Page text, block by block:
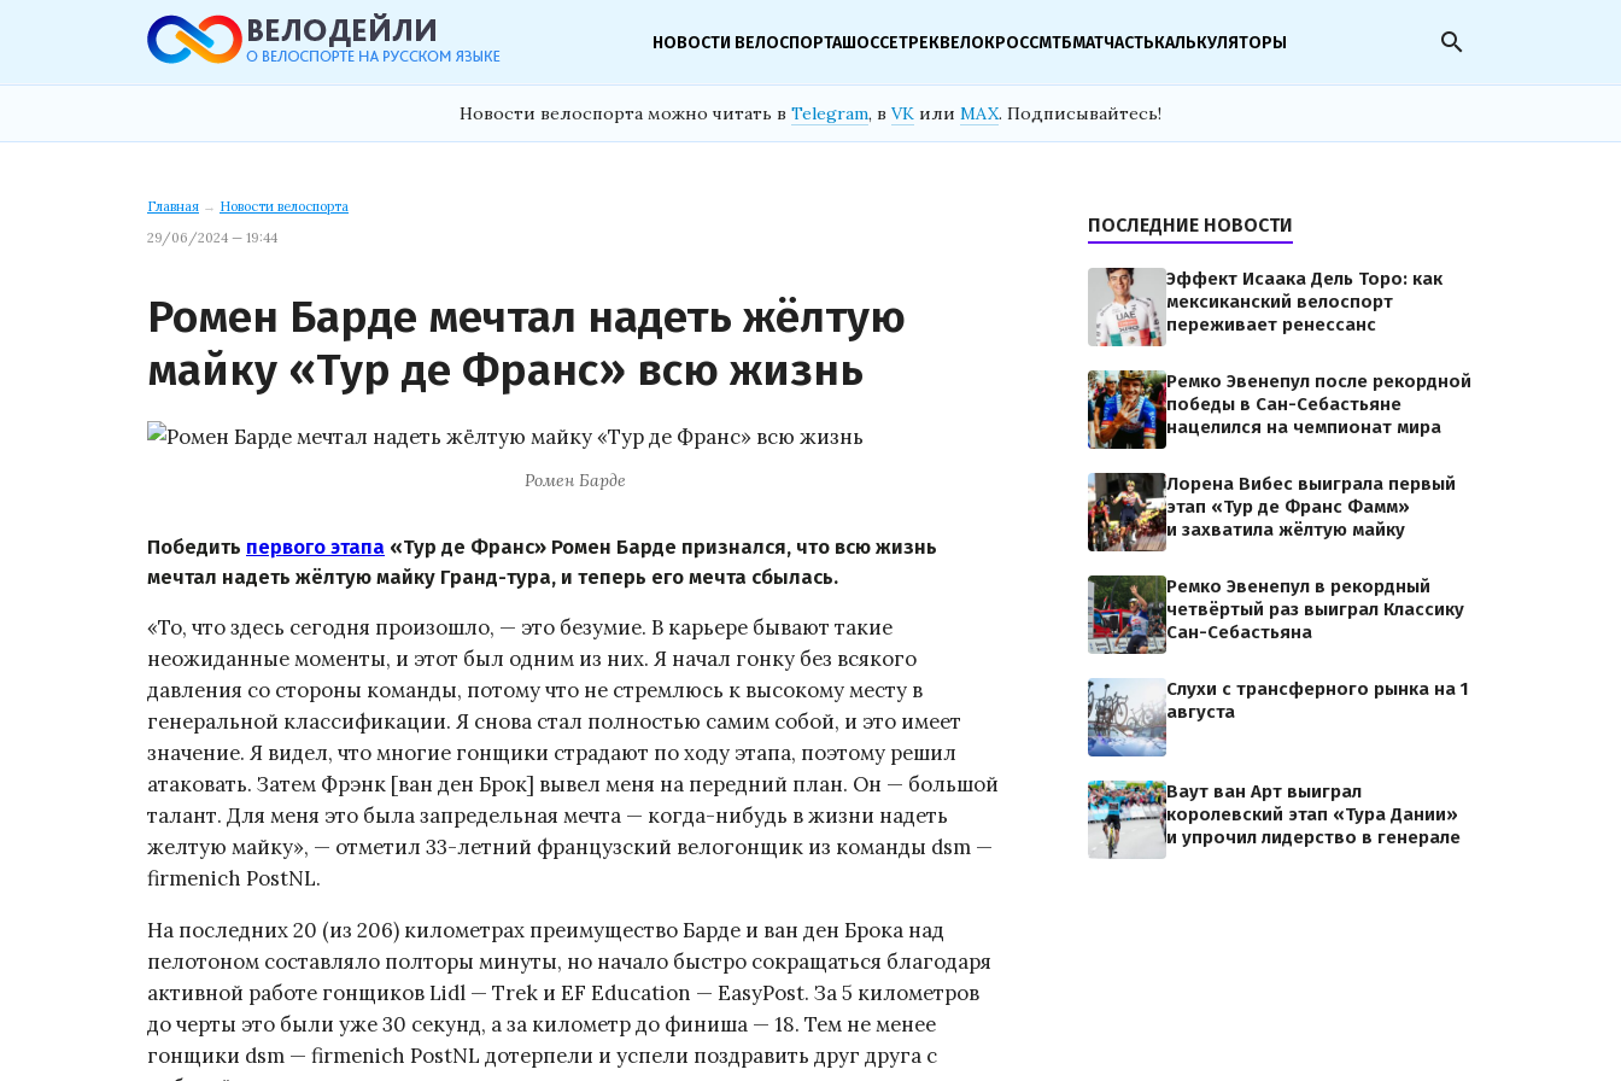
НОВОСТИ ВЕЛОСПОРТАШОССЕТРЕКВЕЛОКРОССМТБМАТЧАСТЬКАЛЬКУЛЯТОРЫ search
Новости велоспорта можно читать в Telegram, в VK или MAX. Подписывайтесь!
Главная → Новости велоспорта
29/06/2024 — 19:44
Ромен Барде мечтал надеть жёлтую
майку «Тур де Франс» всю жизнь
Ромен Барде
Победить первого этапа «Тур де Франс» Ромен Барде признался, что всю жизнь
мечтал надеть жёлтую майку Гранд-тура, и теперь его мечта сбылась.
«То, что здесь сегодня произошло, — это безумие. В карьере бывают такие
неожиданные моменты, и этот был одним из них. Я начал гонку без всякого
давления со стороны команды, потому что не стремлюсь к высокому месту в
генеральной классификации. Я снова стал полностью самим собой, и это имеет
значение. Я видел, что многие гонщики страдают по ходу этапа, поэтому решил
атаковать. Затем Фрэнк [ван ден Брок] вывел меня на передний план. Он — большой
талант. Для меня это была запредельная мечта — когда-нибудь в жизни надеть
желтую майку», — отметил 33-летний французский велогонщик из команды dsm —
firmenich PostNL.
На последних 20 (из 206) километрах преимущество Барде и ван ден Брока над
пелотоном составляло полторы минуты, но начало быстро сокращаться благодаря
активной работе гонщиков Lidl — Trek и EF Education — EasyPost. За 5 километров
до черты это были уже 30 секунд, а за километр до финиша — 18. Тем не менее
гонщики dsm — firmenich PostNL дотерпели и успели поздравить друг друга с
ПОСЛЕДНИЕ НОВОСТИ
Эффект Исаака Дель Торо: как
мексиканский велоспорт
переживает ренессанс
Ремко Эвенепул после рекордной
победы в Сан-Себастьяне
нацелился на чемпионат мира
Лорена Вибес выиграла первый
этап «Тур де Франс Фамм»
и захватила жёлтую майку
Ремко Эвенепул в рекордный
четвёртый раз выиграл Классику
Сан-Себастьяна
Слухи с трансферного рынка на 1
августа
Ваут ван Арт выиграл
королевский этап «Тура Дании»
и упрочил лидерство в генерале